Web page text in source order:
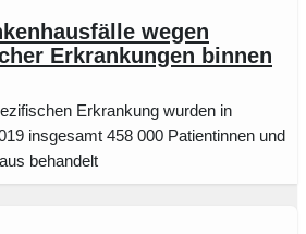
wegen
Erkrankungen binnen
Erkrankung wurden in
insgesamt 458 000 Patientinnen und
behandelt